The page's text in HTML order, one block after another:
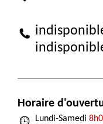
Horaire
Lundi-Samedi